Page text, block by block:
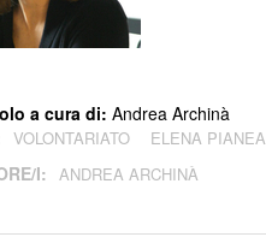
a cura di: Andrea Archinà
VOLONTARIATO ELENA PIANEA
I: ANDREA ARCHINÀ